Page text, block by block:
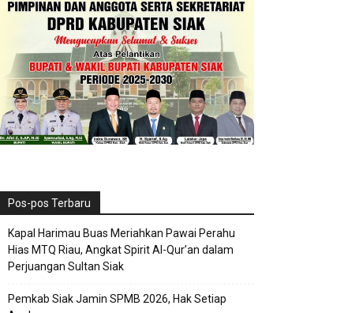
Pos-pos Terbaru
Kapal Harimau Buas Meriahkan Pawai Perahu
Hias MTQ Riau, Angkat Spirit Al-Qur’an dalam
Perjuangan Sultan Siak
Pemkab Siak Jamin SPMB 2026, Hak Setiap